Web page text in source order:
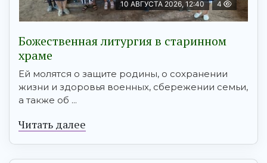
10 АВГУСТА 2026, 12:40 4
Божественная литургия в старинном
храме
Ей молятся о защите родины, о сохранении
жизни и здоровья военных, сбережении семьи,
а также об ...
Читать далее